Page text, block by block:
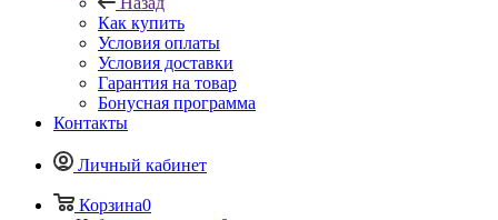
Как купить
Условия оплаты
Условия доставки
Гарантия на товар
Бонусная программа
Контакты
Личный кабинет
Корзина0